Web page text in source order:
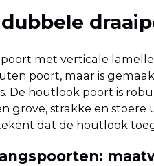
met verticale
poort, maar is
De houtlook poort is
grove, strakke en
dat de houtlook